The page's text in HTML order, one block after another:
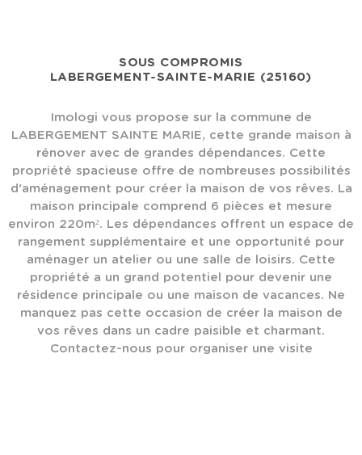
SOUS COMPROMIS
LABERGEMENT-SAINTE-MARIE (25160)
Imologi vous propose sur la commune de
LABERGEMENT SAINTE MARIE, cette grande maison à
rénover avec de grandes dépendances. Cette
propriété spacieuse offre de nombreuses possibilités
d'aménagement pour créer la maison de vos rêves. La
maison principale comprend 6 pièces et mesure
environ 220m². Les dépendances offrent un espace de
rangement supplémentaire et une opportunité pour
aménager un atelier ou une salle de loisirs. Cette
propriété a un grand potentiel pour devenir une
résidence principale ou une maison de vacances. Ne
manquez pas cette occasion de créer la maison de
vos rêves dans un cadre paisible et charmant.
Contactez-nous pour organiser une visite